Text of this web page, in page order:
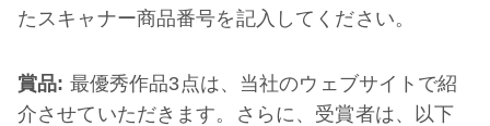
たスキャナー商品番号を記入してください。
賞品: 最優秀作品3点は、当社のウェブサイトで紹
介させていただきます。さらに、受賞者は、以下